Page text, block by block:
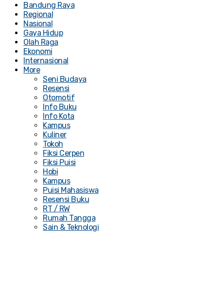
Bandung Raya
Regional
Nasional
Gaya Hidup
Olah Raga
Ekonomi
Internasional
More
Seni Budaya
Resensi
Otomotif
Info Buku
Info Kota
Kampus
Kuliner
Tokoh
Fiksi Cerpen
Fiksi Puisi
Hobi
Kampus
Puisi Mahasiswa
Resensi Buku
RT / RW
Rumah Tangga
Sain & Teknologi